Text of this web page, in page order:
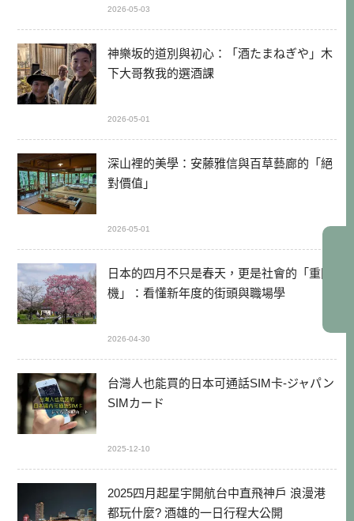
2026-05-03
神樂坂的道別與初心：「酒たまねぎや」木
下大哥教我的選酒課
2026-05-01
深山裡的美學：安藤雅信與百草藝廊的「絕
對價值」
2026-05-01
日本的四月不只是春天，更是社會的「重開
機」：看懂新年度的街頭與職場學
2026-04-30
台灣人也能買的日本可通話SIM卡-ジャパン
SIMカード
2025-12-10
2025四月起星宇開航台中直飛神戶 浪漫港
都玩什麼? 酒雄的一日行程大公開